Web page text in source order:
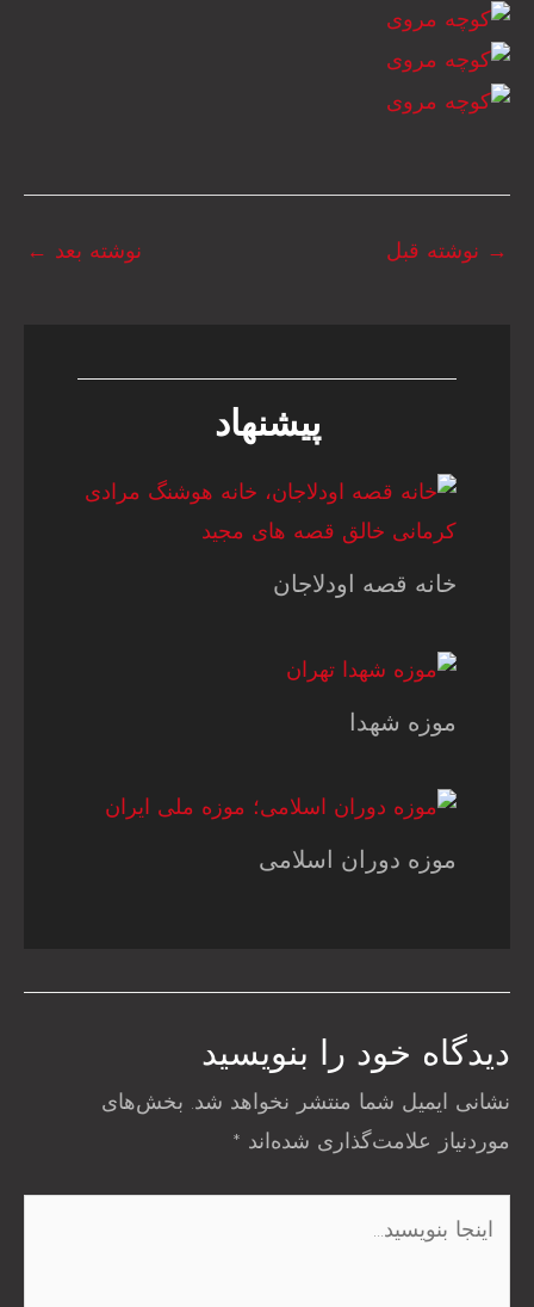
→ نوشته قبل نوشته بعد ←
پیشنهاد
خانه قصه اودلاجان
موزه شهدا
موزه دوران اسلامی
دیدگاه‌ خود را بنویسید
نشانی ایمیل شما منتشر نخواهد شد. بخش‌های
موردنیاز علامت‌گذاری شده‌اند *